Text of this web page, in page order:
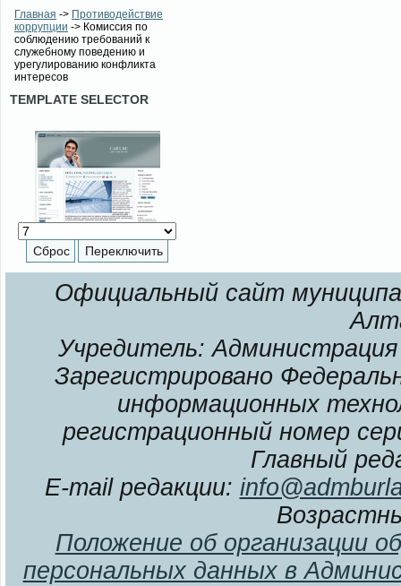
Главная -> Противодействие
коррупции -> Комиссия по
соблюдению требований к
служебному поведению и
урегулированию конфликта
интересов
TEMPLATE SELECTOR
Официальный сайт
Учредитель: Администрация
Зарегистрировано
информационных
регистрационный номер
Главный
E-mail редакции:
Положение об организации
персональных данных в